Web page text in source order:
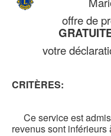
offre de
votre
CRITÈRES:
Ce service est
revenus sont inférieurs